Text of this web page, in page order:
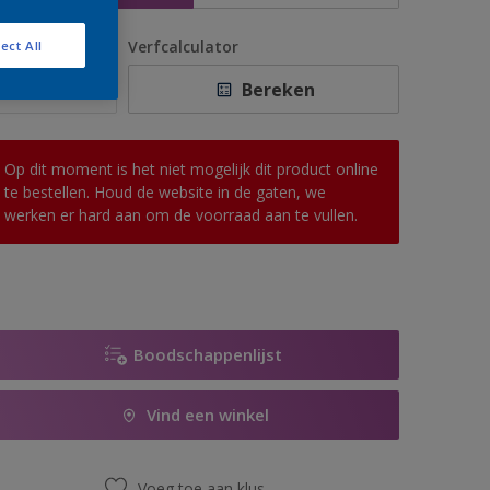
Verfcalculator
Bereken
Op dit moment is het niet mogelijk dit product online
te bestellen. Houd de website in de gaten, we
werken er hard aan om de voorraad aan te vullen.
Boodschappenlijst
Vind een winkel
All